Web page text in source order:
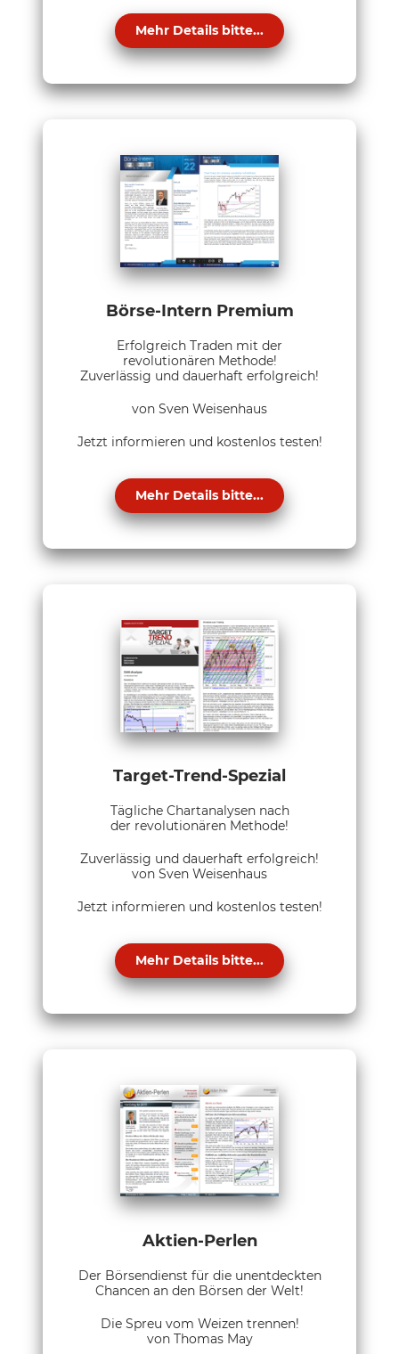
Mehr Details bitte...
Börse-Intern Premium
Erfolgreich Traden mit der
revolutionären Methode!
Zuverlässig und dauerhaft erfolgreich!
von Sven Weisenhaus
Jetzt informieren und kostenlos testen!
Mehr Details bitte...
Target-Trend-Spezial
Tägliche Chartanalysen nach
der revolutionären Methode!
Zuverlässig und dauerhaft erfolgreich!
von Sven Weisenhaus
Jetzt informieren und kostenlos testen!
Mehr Details bitte...
Aktien-Perlen
Der Börsendienst für die unentdeckten
Chancen an den Börsen der Welt!
Die Spreu vom Weizen trennen!
von Thomas May